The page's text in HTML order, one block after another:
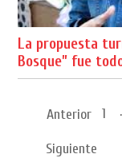
La propuesta
Bosque” fue
Anterior 1
Siguiente